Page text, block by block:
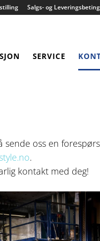
Salgs- og
SERVICE
oss en
.
kontakt med deg!